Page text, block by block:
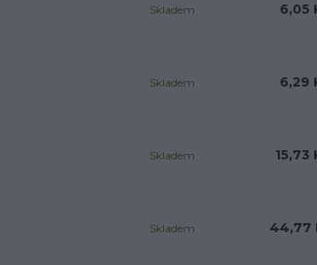
6,05
Skladem
6,29
Skladem
15,73
Skladem
44,77
Skladem